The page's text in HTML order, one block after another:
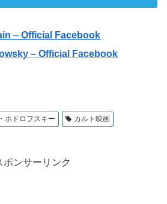
–Official Facebook
– Official Facebook
ホドロフスキー
カルト映画
ポンサーリンク